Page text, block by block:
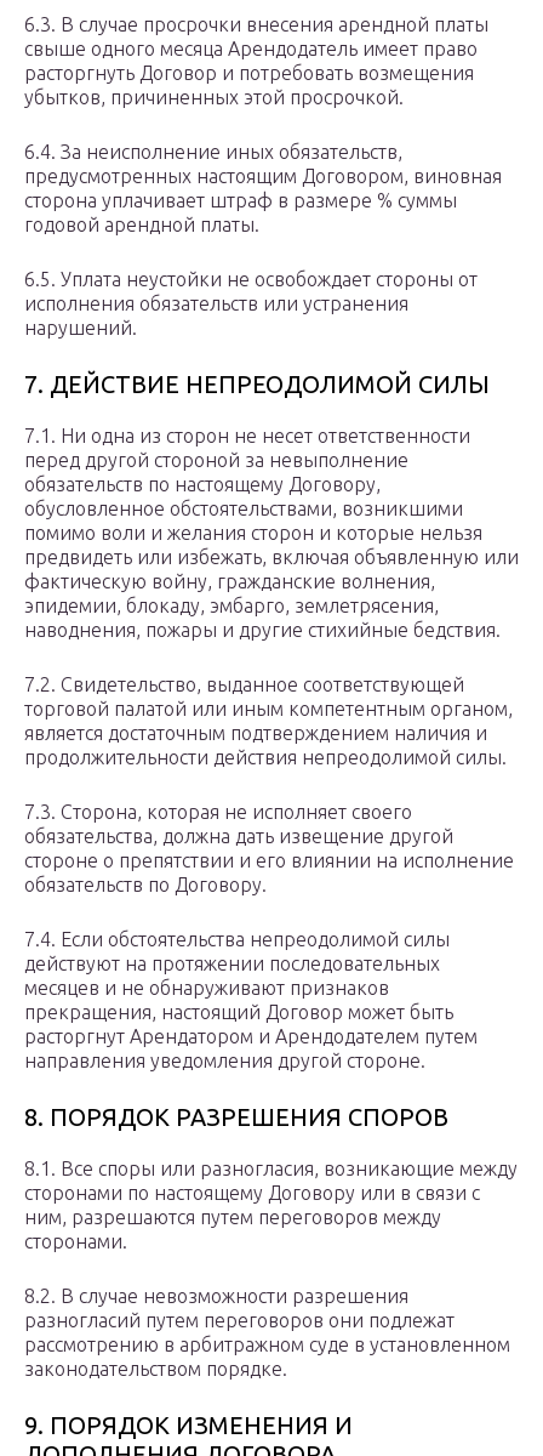
6.3. В случае просрочки внесения арендной платы
свыше одного месяца Арендодатель имеет право
расторгнуть Договор и потребовать возмещения
убытков, причиненных этой просрочкой.
6.4. За неисполнение иных обязательств,
предусмотренных настоящим Договором, виновная
сторона уплачивает штраф в размере % суммы
годовой арендной платы.
6.5. Уплата неустойки не освобождает стороны от
исполнения обязательств или устранения
нарушений.
7. ДЕЙСТВИЕ НЕПРЕОДОЛИМОЙ СИЛЫ
7.1. Ни одна из сторон не несет ответственности
перед другой стороной за невыполнение
обязательств по настоящему Договору,
обусловленное обстоятельствами, возникшими
помимо воли и желания сторон и которые нельзя
предвидеть или избежать, включая объявленную или
фактическую войну, гражданские волнения,
эпидемии, блокаду, эмбарго, землетрясения,
наводнения, пожары и другие стихийные бедствия.
7.2. Свидетельство, выданное соответствующей
торговой палатой или иным компетентным органом,
является достаточным подтверждением наличия и
продолжительности действия непреодолимой силы.
7.3. Сторона, которая не исполняет своего
обязательства, должна дать извещение другой
стороне о препятствии и его влиянии на исполнение
обязательств по Договору.
7.4. Если обстоятельства непреодолимой силы
действуют на протяжении последовательных
месяцев и не обнаруживают признаков
прекращения, настоящий Договор может быть
расторгнут Арендатором и Арендодателем путем
направления уведомления другой стороне.
8. ПОРЯДОК РАЗРЕШЕНИЯ СПОРОВ
8.1. Все споры или разногласия, возникающие между
сторонами по настоящему Договору или в связи с
ним, разрешаются путем переговоров между
сторонами.
8.2. В случае невозможности разрешения
разногласий путем переговоров они подлежат
рассмотрению в арбитражном суде в установленном
законодательством порядке.
9. ПОРЯДОК ИЗМЕНЕНИЯ И